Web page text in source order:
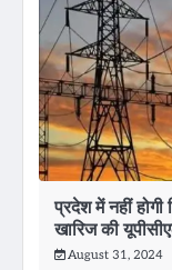
प्रदेश में नहीं होगी
खारिज की
August 31, 2024